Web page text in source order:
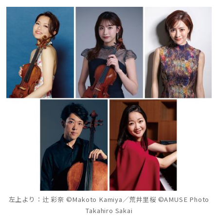
左上より：辻 彩奈 ©Makoto Kamiya／荒井里桜 ©AMUSE Photo
Takahiro Sakai